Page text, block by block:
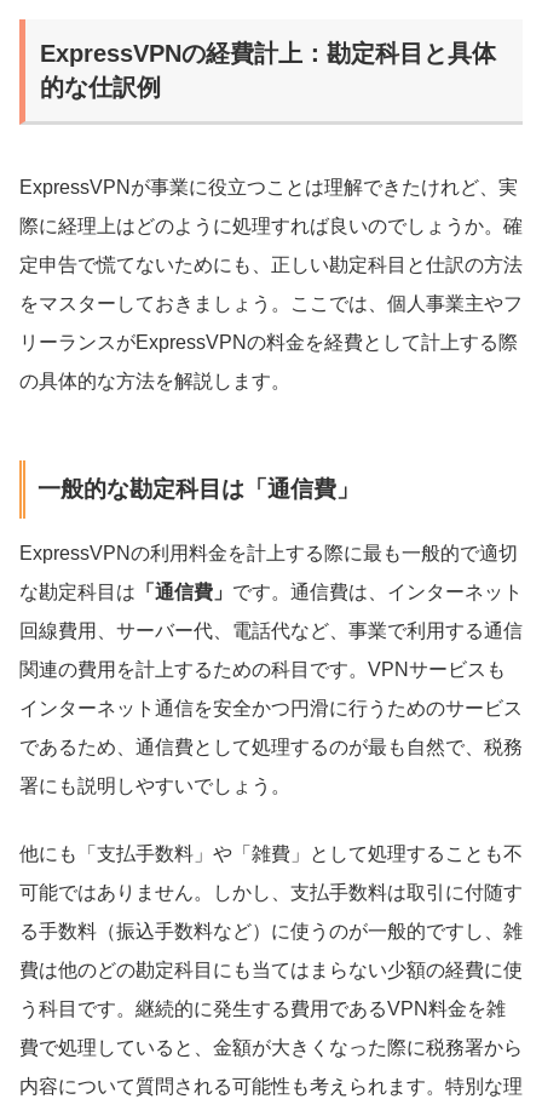
ExpressVPNの経費計上：勘定科目と具体
的な仕訳例
ExpressVPNが事業に役立つことは理解できたけれど、実
際に経理上はどのように処理すれば良いのでしょうか。確
定申告で慌てないためにも、正しい勘定科目と仕訳の方法
をマスターしておきましょう。ここでは、個人事業主やフ
リーランスがExpressVPNの料金を経費として計上する際
の具体的な方法を解説します。
一般的な勘定科目は「通信費」
ExpressVPNの利用料金を計上する際に最も一般的で適切
な勘定科目は 「通信費」 です。通信費は、インターネット
回線費用、サーバー代、電話代など、事業で利用する通信
関連の費用を計上するための科目です。VPNサービスも
インターネット通信を安全かつ円滑に行うためのサービス
であるため、通信費として処理するのが最も自然で、税務
署にも説明しやすいでしょう。
他にも「支払手数料」や「雑費」として処理することも不
可能ではありません。しかし、支払手数料は取引に付随す
る手数料（振込手数料など）に使うのが一般的ですし、雑
費は他のどの勘定科目にも当てはまらない少額の経費に使
う科目です。継続的に発生する費用であるVPN料金を雑
費で処理していると、金額が大きくなった際に税務署から
内容について質問される可能性も考えられます。特別な理